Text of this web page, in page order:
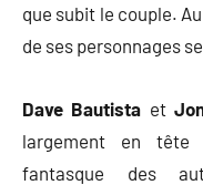
que subit le couple.
de ses personnages
Dave Bautista et
largement en tête
fantasque des